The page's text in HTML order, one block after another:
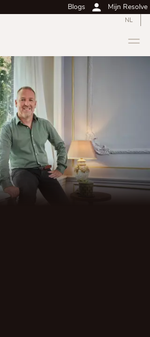
Blogs Mijn Resolve
NL